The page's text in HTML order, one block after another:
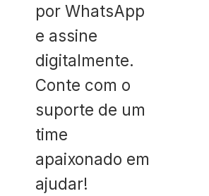
por WhatsApp
e assine
digitalmente.
Conte com o
suporte de um
time
apaixonado em
ajudar!